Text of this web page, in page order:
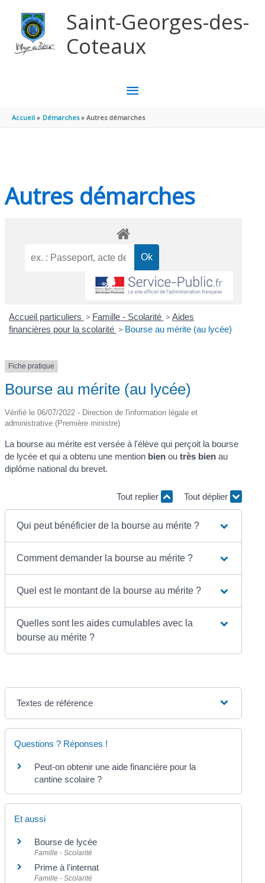
Saint-Georges-des-
Coteaux
MENU
PRINCIPAL
Accueil Démarches Autres démarches
Autres démarches
Accueil particuliers > Famille - Scolarité > Aides
financières pour la scolarité > Bourse au mérite (au lycée)
Fiche pratique
Bourse au mérite (au lycée)
Vérifié le 06/07/2022 - Direction de l'information légale et
administrative (Première ministre)
La bourse au mérite est versée à l'élève qui perçoit la bourse
de lycée et qui a obtenu une mention bien outrès bien au
diplôme national du brevet.
Tout replier Tout déplier
Qui peut bénéficier de la bourse au mérite ?
Comment demander la bourse au mérite ?
Quel est le montant de la bourse au mérite ?
Quelles sont les aides cumulables avec la
bourse au mérite ?
Textes de référence
Questions ? Réponses !
Peut-on obtenir une aide financière pour la
cantine scolaire ?
Et aussi
Bourse de lycée
Famille - Scolarité
Prime à l'internat
Famille - Scolarité